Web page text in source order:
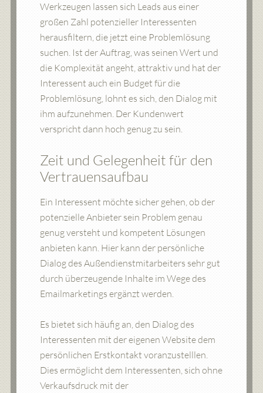
Werkzeugen lassen sich Leads aus einer
großen Zahl potenzieller Interessenten
herausfiltern, die jetzt eine Problemlösung
suchen. Ist der Auftrag, was seinen Wert und
die Komplexität angeht, attraktiv und hat der
Interessent auch ein Budget für die
Problemlösung, lohnt es sich, den Dialog mit
ihm aufzunehmen. Der Kundenwert
verspricht dann hoch genug zu sein.
Zeit und Gelegenheit für den
Vertrauensaufbau
Ein Interessent möchte sicher gehen, ob der
potenzielle Anbieter sein Problem genau
genug versteht und kompetent Lösungen
anbieten kann. Hier kann der persönliche
Dialog des Außendienstmitarbeiters sehr gut
durch überzeugende Inhalte im Wege des
Emailmarketings ergänzt werden.
Es bietet sich häufig an, den Dialog des
Interessenten mit der eigenen Website dem
persönlichen Erstkontakt voranzustelllen.
Dies ermöglicht dem Interessenten, sich ohne
Verkaufsdruck mit der